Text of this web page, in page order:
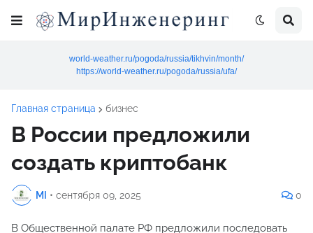
world-weather.ru/pogoda/russia/tikhvin/month/
https://world-weather.ru/pogoda/russia/ufa/
Главная страница бизнес
В России предложили
создать криптобанк
MI • сентября 09, 2025 0
В Общественной палате РФ предложили последовать